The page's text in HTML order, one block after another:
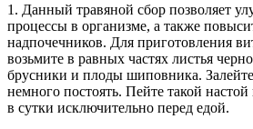
1. Данный травяной сбор позволяет
процессы в организме, а также
надпочечников. Для приготовления
возьмите в равных частях листья
брусники и плоды шиповника.
немного постоять. Пейте такой настой
в сутки исключительно перед едой.